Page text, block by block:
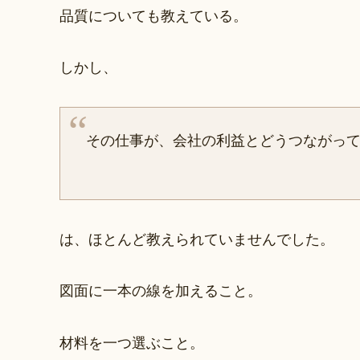
品質についても教えている。
しかし、
その仕事が、会社の利益とどうつながっ
は、ほとんど教えられていませんでした。
図面に一本の線を加えること。
材料を一つ選ぶこと。